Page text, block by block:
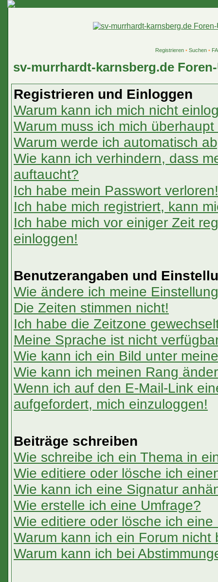
Registrieren• Suchen•
sv-murrhardt-karnsberg.de
Registrieren und Einloggen
Warum kann ich mich nicht
Warum muss ich mich
Warum werde ich automatisch
Wie kann ich verhindern, dass
auftaucht?
Ich habe mein Passwort verloren!
Ich habe mich registriert, kann
Ich habe mich vor einiger Zeit
einloggen!
Benutzerangaben und
Wie ändere ich meine
Die Zeiten stimmen nicht!
Ich habe die Zeitzone
Meine Sprache ist nicht
Wie kann ich ein Bild unter
Wie kann ich meinen Rang
Wenn ich auf den E-Mail-Link
aufgefordert, mich einzuloggen!
Beiträge schreiben
Wie schreibe ich ein Thema in
Wie editiere oder lösche ich
Wie kann ich eine Signatur
Wie erstelle ich eine Umfrage?
Wie editiere oder lösche ich eine
Warum kann ich ein Forum nicht
Warum kann ich bei